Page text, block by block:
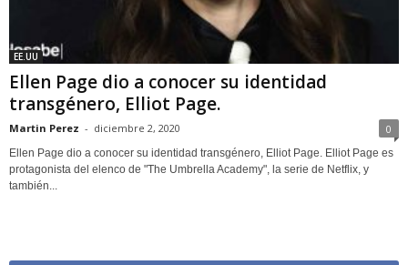
EE.UU
Ellen Page dio a conocer su identidad
transgénero, Elliot Page.
Martin Perez - diciembre 2, 2020 0
Ellen Page dio a conocer su identidad transgénero, Elliot Page. Elliot Page es
protagonista del elenco de "The Umbrella Academy", la serie de Netflix, y
también...